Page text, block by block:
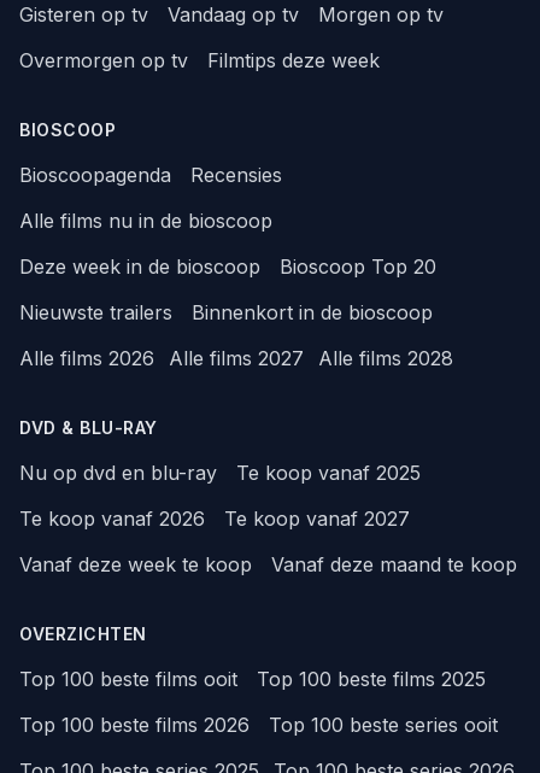
Gisteren op tv Vandaag op tv
Morgen op tv
Overmorgen op tv
Filmtips deze week
BIOSCOOP
Bioscoopagenda
Recensies
Alle films nu in de bioscoop
Deze week in de bioscoop
Bioscoop Top 20
Nieuwste trailers
Binnenkort in de bioscoop
Alle films 2026
Alle films 2027 Alle films 2028
DVD & BLU-RAY
Nu op dvd en blu-ray
Te koop vanaf 2025
Te koop vanaf 2026
Te koop vanaf 2027
Vanaf deze week te koop
Vanaf deze maand te koop
OVERZICHTEN
Top 100 beste films ooit
Top 100 beste films 2025
Top 100 beste films 2026
Top 100 beste series ooit